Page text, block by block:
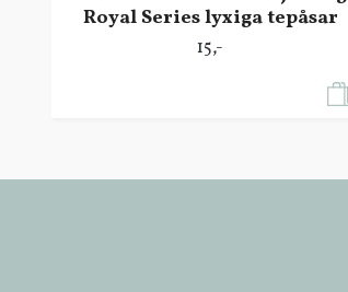
Royal Series lyxiga tepåsar
15,-